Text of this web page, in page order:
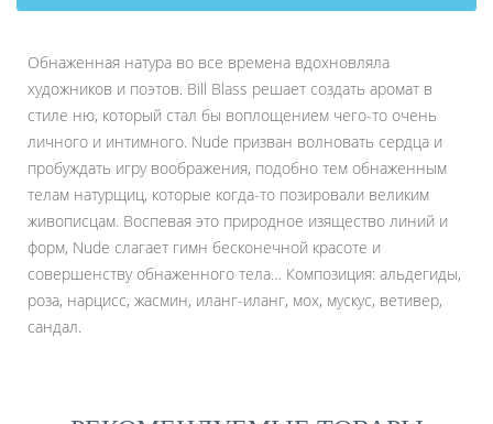
Обнаженная натура во все времена вдохновляла
художников и поэтов. Bill Blass решает создать аромат в
стиле ню, который стал бы воплощением чего-то очень
личного и интимного. Nude призван волновать сердца и
пробуждать игру воображения, подобно тем обнаженным
телам натурщиц, которые когда-то позировали великим
живописцам. Воспевая это природное изящество линий и
форм, Nude слагает гимн бесконечной красоте и
совершенству обнаженного тела… Композиция: альдегиды,
роза, нарцисс, жасмин, иланг-иланг, мох, мускус, ветивер,
сандал.